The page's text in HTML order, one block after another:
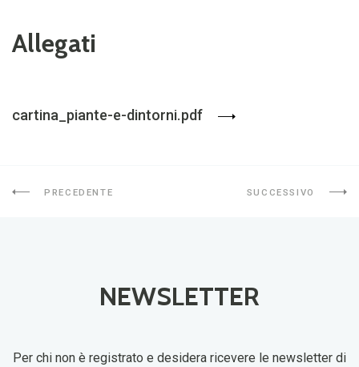
Allegati
cartina_piante-e-dintorni.pdf
PRECEDENTE SUCCESSIVO
NEWSLETTER
Per chi non è registrato e desidera ricevere le newsletter di